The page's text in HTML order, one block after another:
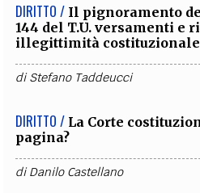
DIRITTO / Il pignoramento
144 del T.U. versamenti e
illegittimità costituzionale
diStefano Taddeucci
DIRITTO / La Corte
pagina?
diDanilo Castellano